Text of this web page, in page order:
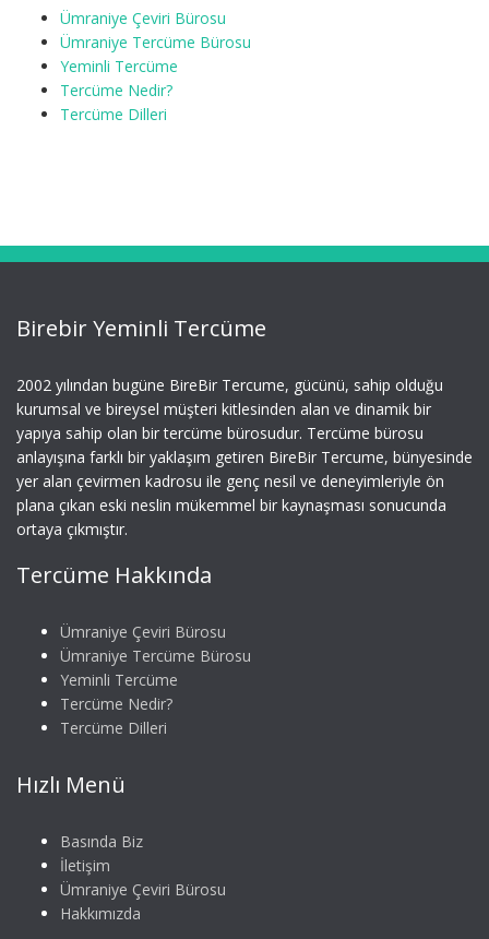
Ümraniye Çeviri Bürosu
Ümraniye Tercüme Bürosu
Yeminli Tercüme
Tercüme Nedir?
Tercüme Dilleri
Birebir Yeminli Tercüme
2002 yılından bugüne BireBir Tercume, gücünü, sahip olduğu
kurumsal ve bireysel müşteri kitlesinden alan ve dinamik bir
yapıya sahip olan bir tercüme bürosudur. Tercüme bürosu
anlayışına farklı bir yaklaşım getiren BireBir Tercume, bünyesinde
yer alan çevirmen kadrosu ile genç nesil ve deneyimleriyle ön
plana çıkan eski neslin mükemmel bir kaynaşması sonucunda
ortaya çıkmıştır.
Tercüme Hakkında
Ümraniye Çeviri Bürosu
Ümraniye Tercüme Bürosu
Yeminli Tercüme
Tercüme Nedir?
Tercüme Dilleri
Hızlı Menü
Basında Biz
İletişim
Ümraniye Çeviri Bürosu
Hakkımızda